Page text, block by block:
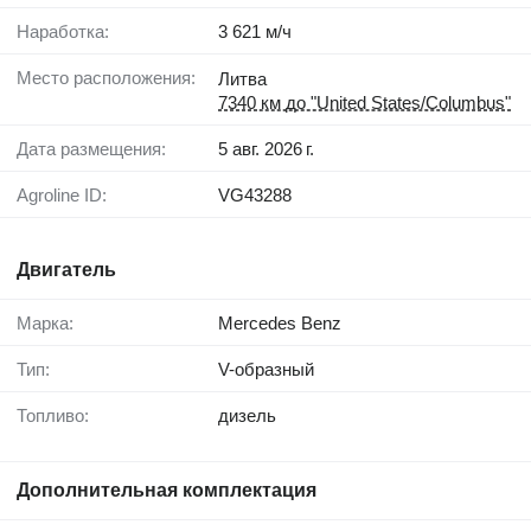
Наработка: 3 621 м/ч
Место расположения:
Литва
7340 км до "United States/Columbus"
Дата размещения: 5 авг. 2026 г.
Agroline ID: VG43288
Двигатель
Марка: Mercedes Benz
Тип: V-образный
Топливо: дизель
Дополнительная комплектация